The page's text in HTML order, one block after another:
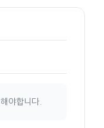
해야합니다.